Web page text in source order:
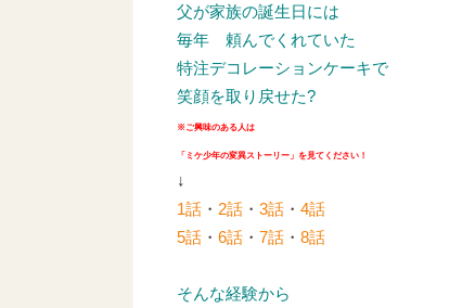
父が家族の誕生日には
毎年 頼んでくれていた
特注デコレーションケーキで
笑顔を取り戻せた?
※ご興味のある人は
「ミケ少年の変異ストーリー」を見てください！
↓
1話 ・ 2話 ・ 3話 ・ 4話
5話 ・ 6話 ・ 7話 ・ 8話
そんな経験から